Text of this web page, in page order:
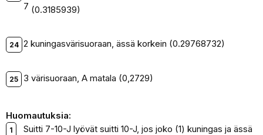
7 (0.3185939)
2 kuningasvärisuoraan, ässä korkein (0.29768732)
3 värisuoraan, A matala (0,2729)
Huomautuksia:
Suitti 7-10-J lyövät suitti 10-J, jos joko (1) kuningas ja ässä